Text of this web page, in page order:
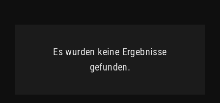
Es wurden keine Ergebnisse
gefunden.